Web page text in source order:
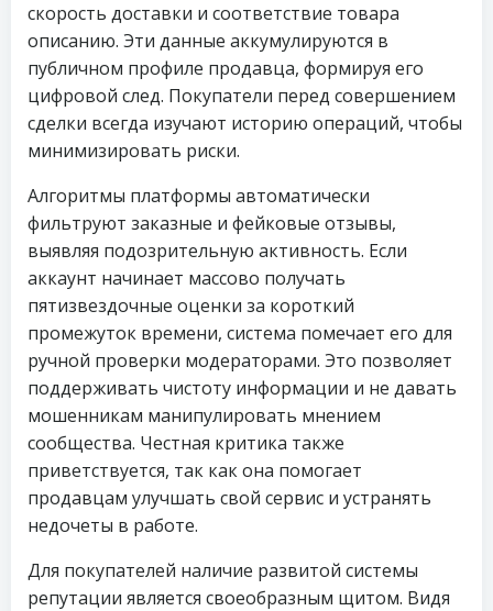
скорость доставки и соответствие товара
описанию. Эти данные аккумулируются в
публичном профиле продавца, формируя его
цифровой след. Покупатели перед совершением
сделки всегда изучают историю операций, чтобы
минимизировать риски.
Алгоритмы платформы автоматически
фильтруют заказные и фейковые отзывы,
выявляя подозрительную активность. Если
аккаунт начинает массово получать
пятизвездочные оценки за короткий
промежуток времени, система помечает его для
ручной проверки модераторами. Это позволяет
поддерживать чистоту информации и не давать
мошенникам манипулировать мнением
сообщества. Честная критика также
приветствуется, так как она помогает
продавцам улучшать свой сервис и устранять
недочеты в работе.
Для покупателей наличие развитой системы
репутации является своеобразным щитом. Видя